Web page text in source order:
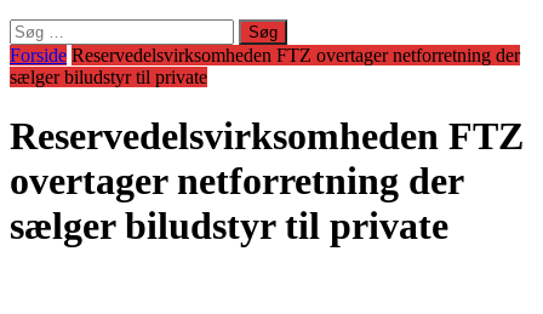
Søg
efter:
Forside Reservedelsvirksomheden FTZ overtager netforretning der
sælger biludstyr til private
Reservedelsvirksomheden FTZ
overtager netforretning der
sælger biludstyr til private